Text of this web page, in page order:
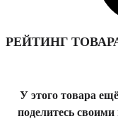
РЕЙТИНГ
У этого товара
поделитесь